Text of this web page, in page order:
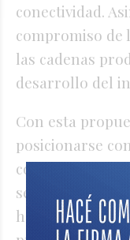
conectividad.
compromiso de
las cadenas
desarrollo del
Con esta
posicionarse
construcción
sector
herramientas